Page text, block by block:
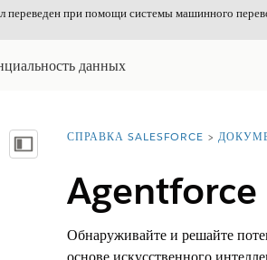
переведен при помощи системы машинного
данных
Показать содержание
Вы находитесь здесь:
СПРАВКА SALESFORCE
Agentforce
Обнаруживайте и решайте